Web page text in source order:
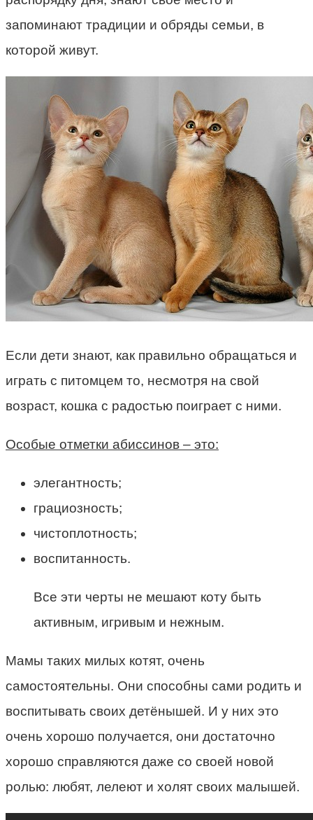
запоминают традиции и обряды семьи, в
которой живут.
Если дети знают, как правильно обращаться и
играть с питомцем то, несмотря на свой
возраст, кошка с радостью поиграет с ними.
Особые отметки абиссинов – это:
элегантность;
грациозность;
чистоплотность;
воспитанность.
Все эти черты не мешают коту быть
активным, игривым и нежным.
Мамы таких милых котят, очень
самостоятельны. Они способны сами родить и
воспитывать своих детёнышей. И у них это
очень хорошо получается, они достаточно
хорошо справляются даже со своей новой
ролью: любят, лелеют и холят своих малышей.